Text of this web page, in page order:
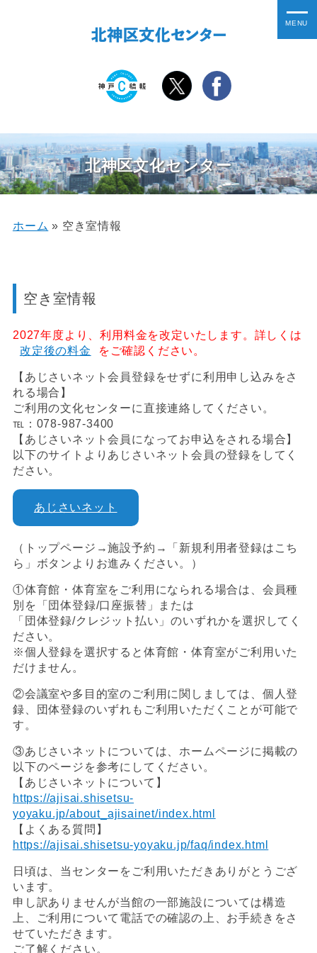
北神区文化センター
ホーム » 空き室情報
空き室情報
2027年度より、利用料金を改定いたします。詳しくは
改定後の料金
をご確認ください。
【あじさいネット会員登録をせずに利用申し込みをさ
れる場合】
ご利用の文化センターに直接連絡してください。
℡：078-987-3400
【あじさいネット会員になってお申込をされる場合】
以下のサイトよりあじさいネット会員の登録をしてく
ださい。
あじさいネット
（トップページ→施設予約→「新規利用者登録はこち
ら」ボタンよりお進みください。）
①体育館・体育室をご利用になられる場合は、会員種
別を「団体登録/口座振替」または
「団体登録/クレジット払い」のいずれかを選択してく
ださい。
※個人登録を選択すると体育館・体育室がご利用いた
だけません。
②会議室や多目的室のご利用に関しましては、個人登
録、団体登録のいずれもご利用いただくことが可能で
す。
③あじさいネットについては、ホームページに掲載の
以下のページを参考にしてください。
【あじさいネットについて】
https://ajisai.shisetsu-
yoyaku.jp/about_ajisainet/index.html
【よくある質問】
https://ajisai.shisetsu-yoyaku.jp/faq/index.html
日頃は、当センターをご利用いただきありがとうござ
います。
申し訳ありませんが当館の一部施設については構造
上、ご利用について電話での確認の上、お手続きをさ
せていただきます。
ご了解ください。